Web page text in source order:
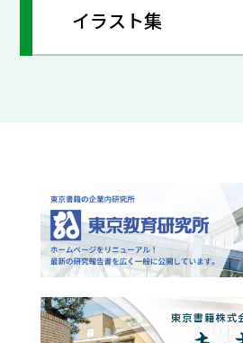
イラスト集